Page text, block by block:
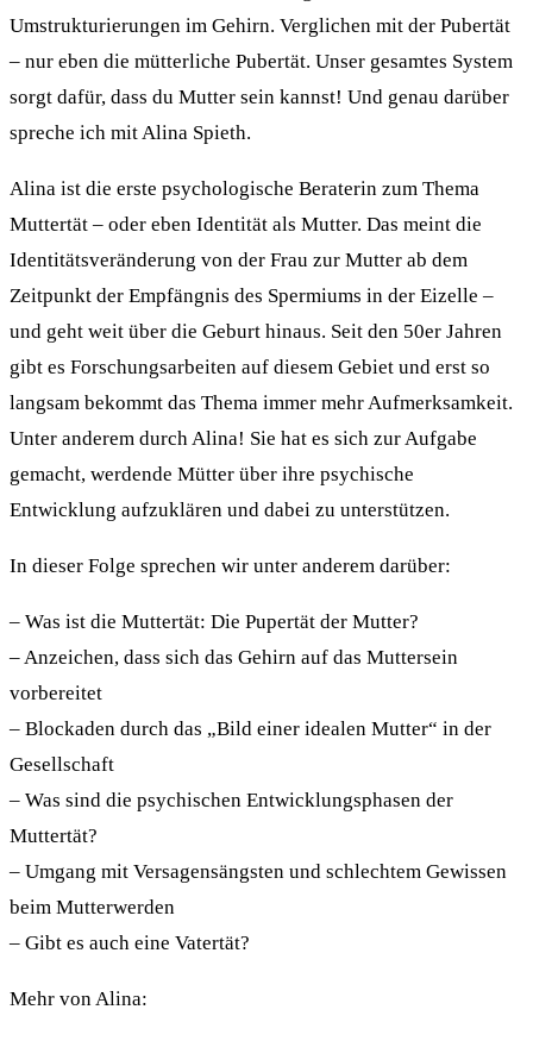
Umstrukturierungen im Gehirn. Verglichen mit der Pubertät
– nur eben die mütterliche Pubertät. Unser gesamtes System
sorgt dafür, dass du Mutter sein kannst! Und genau darüber
spreche ich mit Alina Spieth.
Alina ist die erste psychologische Beraterin zum Thema
Muttertät – oder eben Identität als Mutter. Das meint die
Identitätsveränderung von der Frau zur Mutter ab dem
Zeitpunkt der Empfängnis des Spermiums in der Eizelle –
und geht weit über die Geburt hinaus. Seit den 50er Jahren
gibt es Forschungsarbeiten auf diesem Gebiet und erst so
langsam bekommt das Thema immer mehr Aufmerksamkeit.
Unter anderem durch Alina! Sie hat es sich zur Aufgabe
gemacht, werdende Mütter über ihre psychische
Entwicklung aufzuklären und dabei zu unterstützen.
In dieser Folge sprechen wir unter anderem darüber:
– Was ist die Muttertät: Die Pupertät der Mutter?
– Anzeichen, dass sich das Gehirn auf das Muttersein
vorbereitet
– Blockaden durch das „Bild einer idealen Mutter“ in der
Gesellschaft
– Was sind die psychischen Entwicklungsphasen der
Muttertät?
– Umgang mit Versagensängsten und schlechtem Gewissen
beim Mutterwerden
– Gibt es auch eine Vatertät?
Mehr von Alina: